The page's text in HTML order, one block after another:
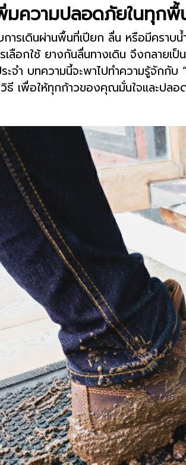
มความปลอดภัยในทุก
การเดินผ่านพื้นที่เปียก ลื่น หรือมีครา
ลือกใช้ ยางกันลื่นทางเดิน จึงกลาย
ะจำ บทความนี้จะพาไปทำความรู้จัก
ธี เพื่อให้ทุกก้าวของคุณมั่นใจและปล